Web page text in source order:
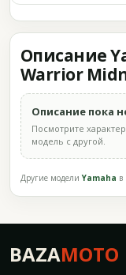
Описание
Warrior
Описание пока
Посмотрите
модель с другой.
Другие моделиYamaha в
BAZAMOTO